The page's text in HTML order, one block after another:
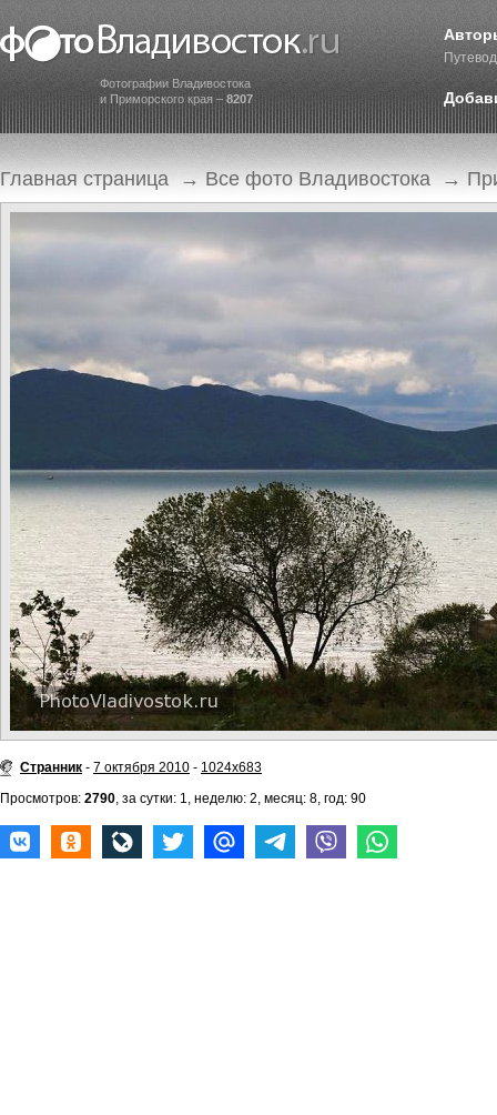
Фотографии Владивостока
и Приморского края – 8207
Главная страница → Все фото Владивостока →
Странник - 7 октября 2010 - 1024x683
Просмотров: 2790, за сутки: 1, неделю: 2, месяц: 8, год: 90